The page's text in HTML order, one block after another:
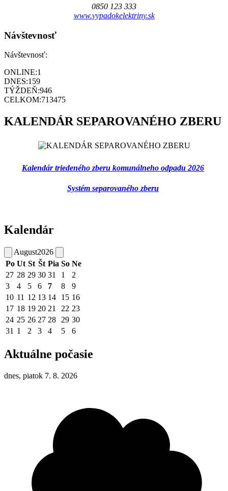
0850 123 333
www.vypadokelektriny.sk
Návštevnosť
Návštevnosť:
ONLINE:1
DNES:159
TÝŽDEŇ:946
CELKOM:713475
KALENDÁR SEPAROVANÉHO ZBERU
Kalendár triedeného zberu komunálneho odpadu 2026
Systém separovaného zberu
Kalendár
August2026
Po Ut St Št Pia So Ne
27 28 29 30 31 1
2
3
4 5 6 7 8
9
10 11 12 13 14 15 16
17 18 19 20 21 22 23
24 25 26 27 28 29 30
31 1 2 3 4 5 6
Aktuálne počasie
dnes, piatok 7. 8. 2026